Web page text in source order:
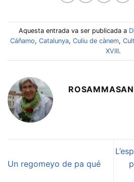
Aquesta entrada va ser publicada a
Cáñamo, Catalunya, Culiu de cànem,
XVIII.
Un regomeyo de pa qué